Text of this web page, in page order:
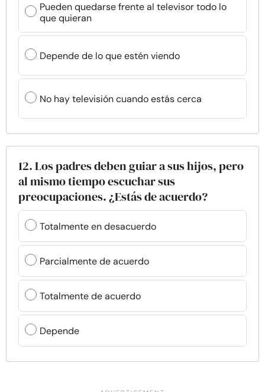
Pueden quedarse frente al televisor todo lo
que quieran
Depende de lo que estén viendo
No hay televisión cuando estás cerca
12. Los padres deben guiar a sus hijos, pero
al mismo tiempo escuchar sus
preocupaciones. ¿Estás de acuerdo?
Totalmente en desacuerdo
Parcialmente de acuerdo
Totalmente de acuerdo
Depende